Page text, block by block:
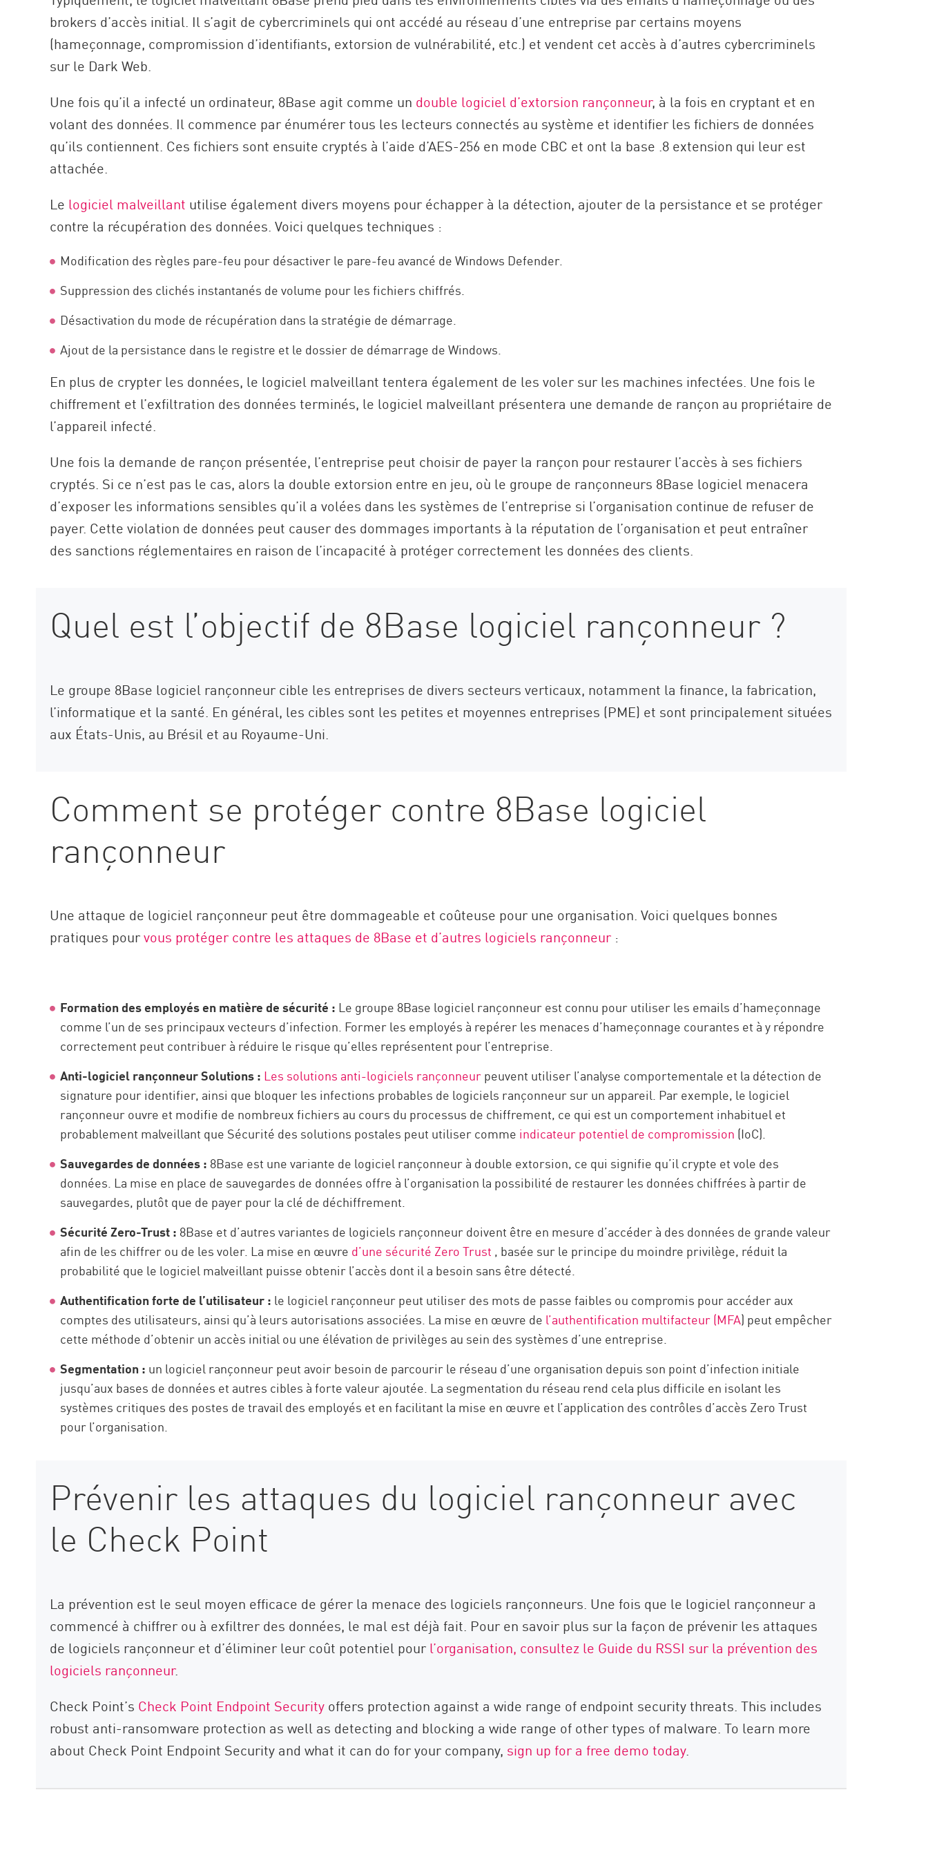
AI Agent Security
brokers d’accès initial. Il s’agit de cybercriminels qui ont accédé au réseau d’une entreprise par certains moyens
(hameçonnage, compromission d’identifiants, extorsion de vulnérabilité, etc.) et vendent cet accès à d’autres cybercriminels
sur le Dark Web.
Une fois qu’il a infecté un ordinateur, 8Base agit comme un double logiciel d’extorsion rançonneur, à la fois en cryptant et en
volant des données. Il commence par énumérer tous les lecteurs connectés au système et identifier les fichiers de données
qu’ils contiennent. Ces fichiers sont ensuite cryptés à l’aide d’AES-256 en mode CBC et ont la base .8 extension qui leur est
attachée.
Le logiciel malveillant utilise également divers moyens pour échapper à la détection, ajouter de la persistance et se protéger
contre la récupération des données. Voici quelques techniques :
Modification des règles pare-feu pour désactiver le pare-feu avancé de Windows Defender.
Suppression des clichés instantanés de volume pour les fichiers chiffrés.
Désactivation du mode de récupération dans la stratégie de démarrage.
Ajout de la persistance dans le registre et le dossier de démarrage de Windows.
En plus de crypter les données, le logiciel malveillant tentera également de les voler sur les machines infectées. Une fois le
chiffrement et l’exfiltration des données terminés, le logiciel malveillant présentera une demande de rançon au propriétaire de
l’appareil infecté.
Une fois la demande de rançon présentée, l’entreprise peut choisir de payer la rançon pour restaurer l’accès à ses fichiers
cryptés. Si ce n’est pas le cas, alors la double extorsion entre en jeu, où le groupe de rançonneurs 8Base logiciel menacera
d’exposer les informations sensibles qu’il a volées dans les systèmes de l’entreprise si l’organisation continue de refuser de
payer. Cette violation de données peut causer des dommages importants à la réputation de l’organisation et peut entraîner
des sanctions réglementaires en raison de l’incapacité à protéger correctement les données des clients.
Quel est l’objectif de 8Base logiciel rançonneur ?
Le groupe 8Base logiciel rançonneur cible les entreprises de divers secteurs verticaux, notamment la finance, la fabrication,
l’informatique et la santé. En général, les cibles sont les petites et moyennes entreprises (PME) et sont principalement situées
aux États-Unis, au Brésil et au Royaume-Uni.
Comment se protéger contre 8Base logiciel
rançonneur
Une attaque de logiciel rançonneur peut être dommageable et coûteuse pour une organisation. Voici quelques bonnes
pratiques pourvous protéger contre les attaques de 8Base et d’autres logiciels rançonneur :
Formation des employés en matière de sécurité : Le groupe 8Base logiciel rançonneur est connu pour utiliser les emails d’hameçonnage
comme l’un de ses principaux vecteurs d’infection. Former les employés à repérer les menaces d’hameçonnage courantes et à y répondre
correctement peut contribuer à réduire le risque qu’elles représentent pour l’entreprise.
Anti-logiciel rançonneur Solutions : Les solutions anti-logiciels rançonneurpeuvent utiliser l’analyse comportementale et la détection de
signature pour identifier, ainsi que bloquer les infections probables de logiciels rançonneur sur un appareil. Par exemple, le logiciel
rançonneur ouvre et modifie de nombreux fichiers au cours du processus de chiffrement, ce qui est un comportement inhabituel et
probablement malveillant que Sécurité des solutions postales peut utiliser comme indicateur potentiel de compromission (IoC).
Sauvegardes de données : 8Base est une variante de logiciel rançonneur à double extorsion, ce qui signifie qu’il crypte et vole des
données. La mise en place de sauvegardes de données offre à l’organisation la possibilité de restaurer les données chiffrées à partir de
sauvegardes, plutôt que de payer pour la clé de déchiffrement.
Sécurité Zero-Trust : 8Base et d’autres variantes de logiciels rançonneur doivent être en mesure d’accéder à des données de grande valeur
afin de les chiffrer ou de les voler. La mise en œuvre d’une sécurité Zero Trust , basée sur le principe du moindre privilège, réduit la
probabilité que le logiciel malveillant puisse obtenir l’accès dont il a besoin sans être détecté.
Authentification forte de l’utilisateur : le logiciel rançonneur peut utiliser des mots de passe faibles ou compromis pour accéder aux
comptes des utilisateurs, ainsi qu’à leurs autorisations associées. La mise en œuvre de l’authentification multifacteur (MFA) peut empêcher
cette méthode d’obtenir un accès initial ou une élévation de privilèges au sein des systèmes d’une entreprise.
Segmentation : un logiciel rançonneur peut avoir besoin de parcourir le réseau d’une organisation depuis son point d’infection initiale
jusqu’aux bases de données et autres cibles à forte valeur ajoutée. La segmentation du réseau rend cela plus difficile en isolant les
systèmes critiques des postes de travail des employés et en facilitant la mise en œuvre et l’application des contrôles d’accès Zero Trust
pour l’organisation.
Prévenir les attaques du logiciel rançonneur avec
le Check Point
La prévention est le seul moyen efficace de gérer la menace des logiciels rançonneurs. Une fois que le logiciel rançonneur a
commencé à chiffrer ou à exfiltrer des données, le mal est déjà fait. Pour en savoir plus sur la façon de prévenir les attaques
de logiciels rançonneur et d’éliminer leur coût potentiel pour l’organisation, consultez le Guide du RSSI sur la prévention des
logiciels rançonneur.
Check Point’s Check Point Endpoint Security offers protection against a wide range of endpoint security threats. This includes
robust anti-ransomware protection as well as detecting and blocking a wide range of other types of malware. To learn more
about Check Point Endpoint Security and what it can do for your company, sign up for a free demo today.